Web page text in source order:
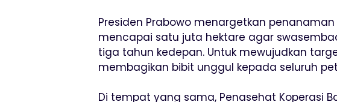
Presiden Prabowo menargetkan
mencapai satu juta hektare agar
tiga tahun kedepan. Untuk mewujudkan
membagikan bibit unggul kepada seluruh
Di tempat yang sama, Penasehat Koperasi